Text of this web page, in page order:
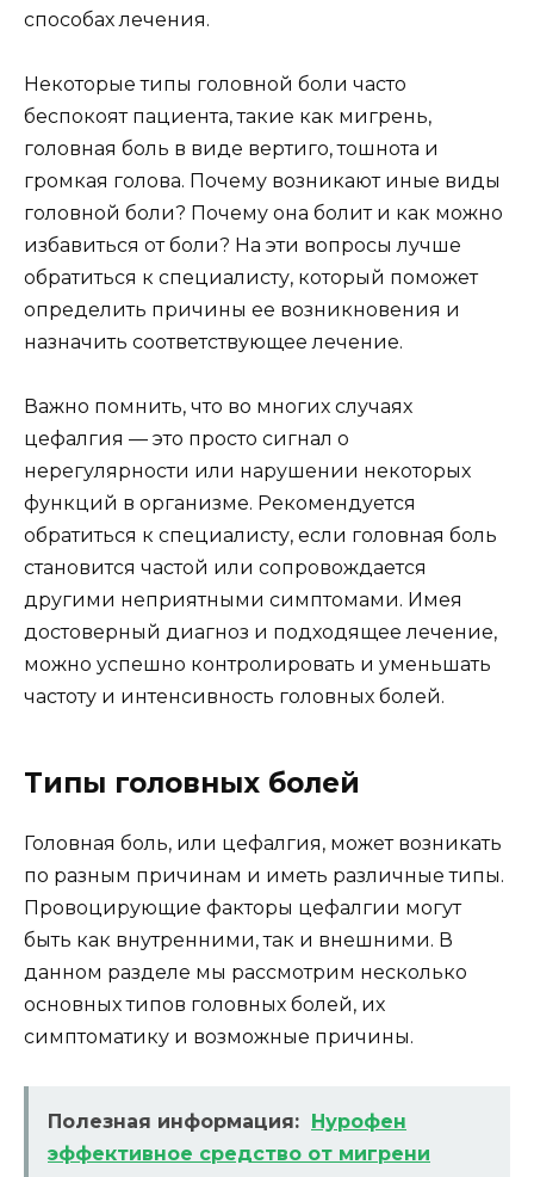
способах лечения.
Некоторые типы головной боли часто
беспокоят пациента, такие как мигрень,
головная боль в виде вертиго, тошнота и
громкая голова. Почему возникают иные виды
головной боли? Почему она болит и как можно
избавиться от боли? На эти вопросы лучше
обратиться к специалисту, который поможет
определить причины ее возникновения и
назначить соответствующее лечение.
Важно помнить, что во многих случаях
цефалгия — это просто сигнал о
нерегулярности или нарушении некоторых
функций в организме. Рекомендуется
обратиться к специалисту, если головная боль
становится частой или сопровождается
другими неприятными симптомами. Имея
достоверный диагноз и подходящее лечение,
можно успешно контролировать и уменьшать
частоту и интенсивность головных болей.
Типы головных болей
Головная боль, или цефалгия, может возникать
по разным причинам и иметь различные типы.
Провоцирующие факторы цефалгии могут
быть как внутренними, так и внешними. В
данном разделе мы рассмотрим несколько
основных типов головных болей, их
симптоматику и возможные причины.
Полезная информация: Нурофен
эффективное средство от мигрени